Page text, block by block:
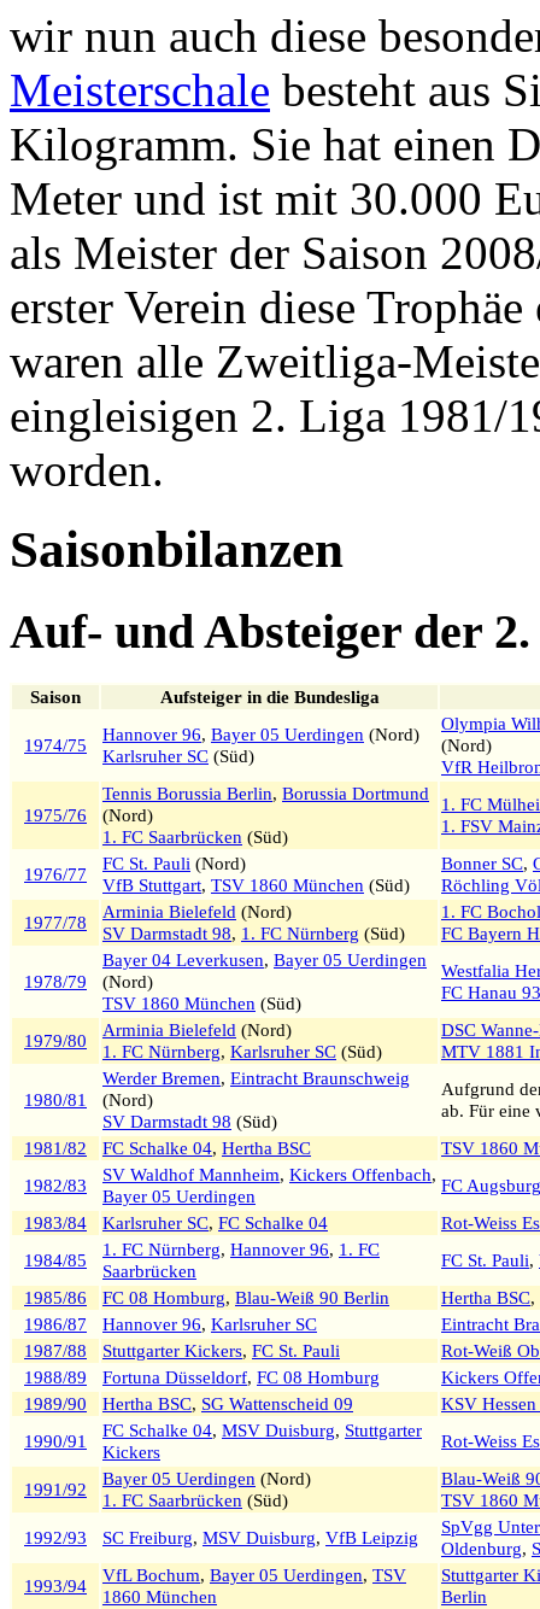
wir nun auch diese
Meisterschale besteht aus
Kilogramm. Sie hat einen
Meter und ist mit 30.000
als Meister der Saison
erster Verein diese
waren alle Zweitliga-
eingleisigen 2. Liga 1981/
worden.
Saisonbilanzen
Auf- und Absteiger der
Saison Aufsteiger in die Bundesliga
1974/75
Hannover 96, Bayer 05 Uerdingen (Nord)
Karlsruher SC (Süd)
Olympia
(Nord)
VfR
1975/76
Tennis Borussia Berlin, Borussia Dortmund
(Nord)
1. FC Saarbrücken (Süd)
1. FC
1. FSV
1976/77
FC St. Pauli (Nord)
VfB Stuttgart, TSV 1860 München (Süd)
Bonner SC,
Röchling
1977/78
Arminia Bielefeld (Nord)
SV Darmstadt 98, 1. FC Nürnberg (Süd)
1. FC
FC Bayern
1978/79
Bayer 04 Leverkusen, Bayer 05 Uerdingen
(Nord)
TSV 1860 München (Süd)
Westfalia
FC Hanau 93
1979/80
Arminia Bielefeld (Nord)
1. FC Nürnberg, Karlsruher SC (Süd)
DSC
MTV 1881
1980/81
Werder Bremen, Eintracht Braunschweig
(Nord)
SV Darmstadt 98 (Süd)
Aufgrund
ab. Für eine
1981/82
FC Schalke 04, Hertha BSC
TSV 1860
1982/83
SV Waldhof Mannheim, Kickers Offenbach,
Bayer 05 Uerdingen
FC Augsburg
1983/84
Karlsruher SC, FC Schalke 04
Rot-Weiss
1984/85
1. FC Nürnberg, Hannover 96, 1. FC
Saarbrücken
FC St. Pauli,
1985/86
FC 08 Homburg, Blau-Weiß 90 Berlin Hertha BSC,
1986/87
Hannover 96, Karlsruher SC
Eintracht
1987/88
Stuttgarter Kickers, FC St. Pauli
Rot-Weiß
1988/89
Fortuna Düsseldorf, FC 08 Homburg
Kickers
1989/90
Hertha BSC, SG Wattenscheid 09
KSV
1990/91
FC Schalke 04, MSV Duisburg, Stuttgarter
Kickers
Rot-Weiss
1991/92
Bayer 05 Uerdingen (Nord)
1. FC Saarbrücken (Süd)
Blau-Weiß
TSV 1860
1992/93
SC Freiburg, MSV Duisburg, VfB Leipzig
SpVgg
Oldenburg,
1993/94
VfL Bochum, Bayer 05 Uerdingen, TSV
1860 München
Stuttgarter
Berlin